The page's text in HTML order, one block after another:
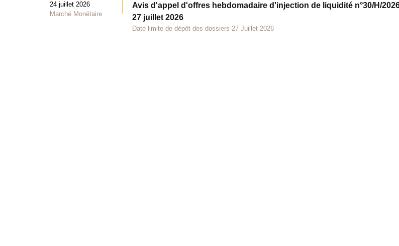
24 juillet 2026
Marché Monétaire
Avis d'appel d'offres hebdomadaire d'injection de liquidité n°30/H/
27 juillet 2026
Date limite de dépôt des dossiers 27 Juillet 2026